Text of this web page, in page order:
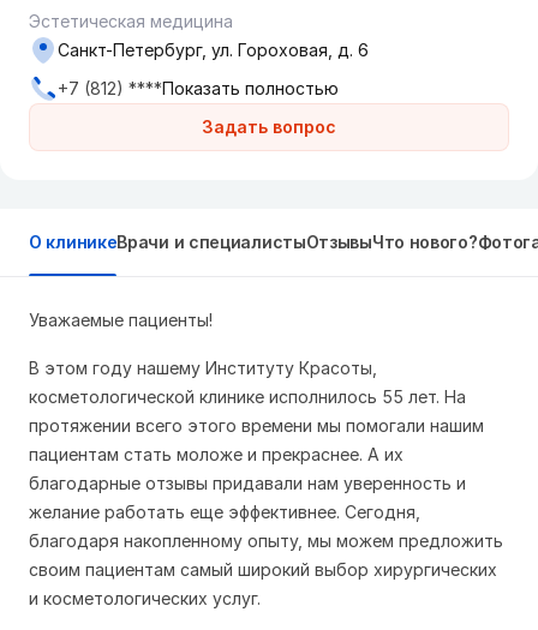
Эстетическая медицина
Задать вопрос
Санкт-Петербург, ул. Гороховая, д. 6
+7 (812) ****Показать полностью
О клиникеВрачи и специалистыОтзывыЧто нового?
Уважаемые пациенты!
В этом году нашему Институту Красоты,
косметологической клинике исполнилось 55 лет. На
протяжении всего этого времени мы помогали нашим
пациентам стать моложе и прекраснее. А их
благодарные отзывы придавали нам уверенность и
желание работать еще эффективнее. Сегодня,
благодаря накопленному опыту, мы можем предложить
своим пациентам самый широкий выбор хирургических
и косметологических услуг.